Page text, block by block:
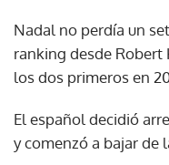
Nadal no perdía un
ranking desde Robert
los dos primeros en
El español decidió
y comenzó a bajar de